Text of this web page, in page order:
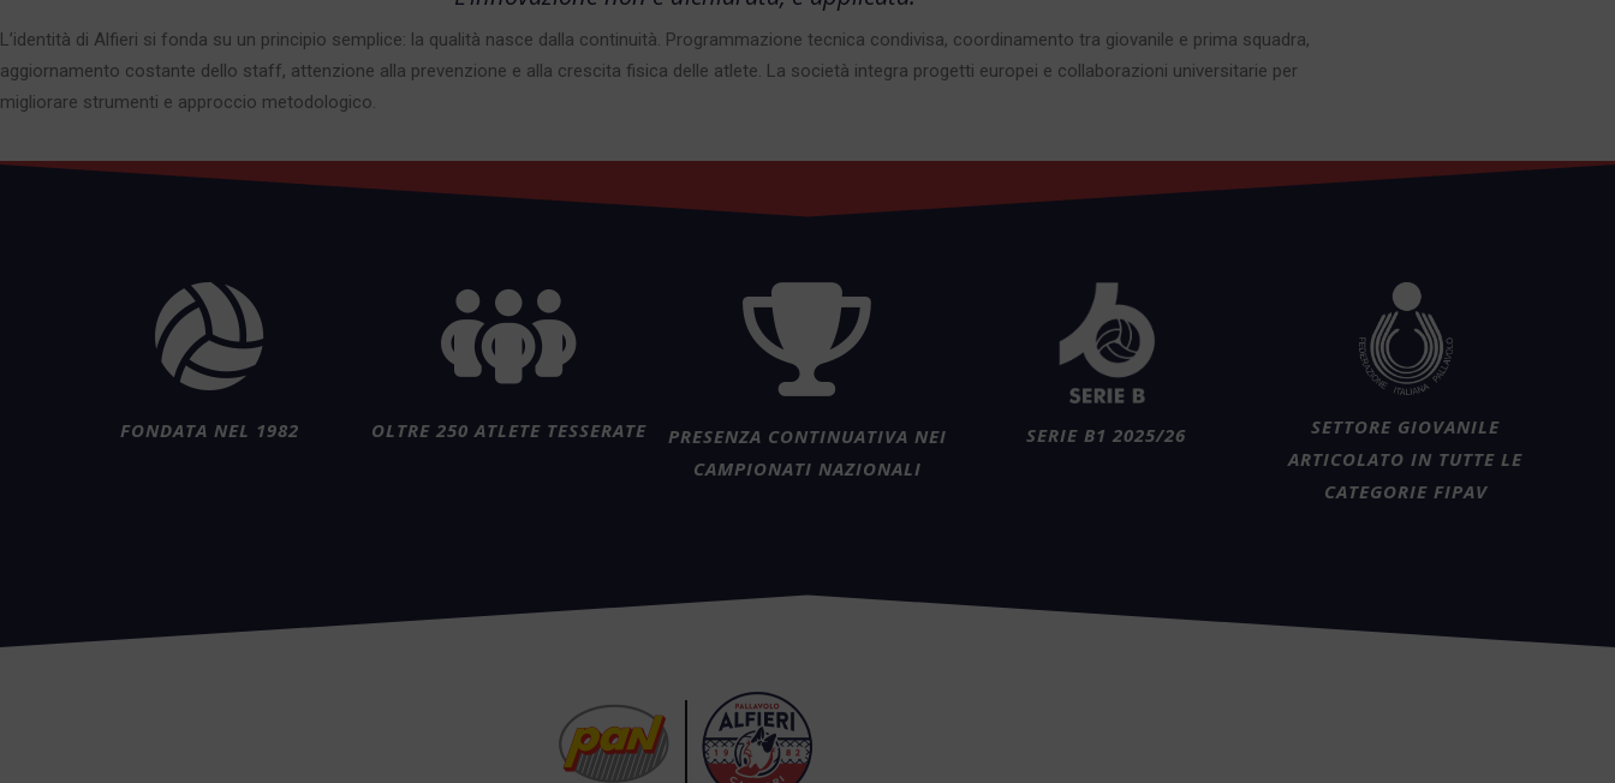
L’identità di Alfieri si fonda su un principio semplice: la qualità nasce dalla continuità. Programmazione tecnica condivisa, coordinamento tra giovanile e prima squadra,
aggiornamento costante dello staff, attenzione alla prevenzione e alla crescita fisica delle atlete. La società integra progetti europei e collaborazioni universitarie per
migliorare strumenti e approccio metodologico.
FONDATA NEL 1982 OLTRE 250 ATLETE TESSERATE
PRESENZA CONTINUATIVA NEI
CAMPIONATI NAZIONALI
SERIE B1 2025/26
SETTORE GIOVANILE
ARTICOLATO IN TUTTE LE
CATEGORIE FIPAV